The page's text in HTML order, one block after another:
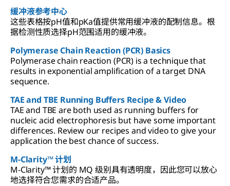
缓冲液参考中心
这些表格按pH值和pKa值提供常用缓冲液的配制信息。根
据检测性质选择pH范围适用的缓冲液。
Polymerase Chain Reaction (PCR) Basics
Polymerase chain reaction (PCR) is a technique that
results in exponential amplification of a target DNA
sequence.
TAE and TBE Running Buffers Recipe & Video
TAE and TBE are both used as running buffers for
nucleic acid electrophoresis but have some important
differences. Review our recipes and video to give your
application the best chance of success.
M-Clarity™ 计划
M-Clarity™ 计划的 MQ 级别具有透明度，因此您可以放心
地选择符合您需求的合适产品。